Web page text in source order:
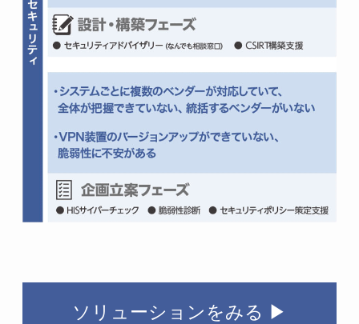
ソリューションをみる ▶